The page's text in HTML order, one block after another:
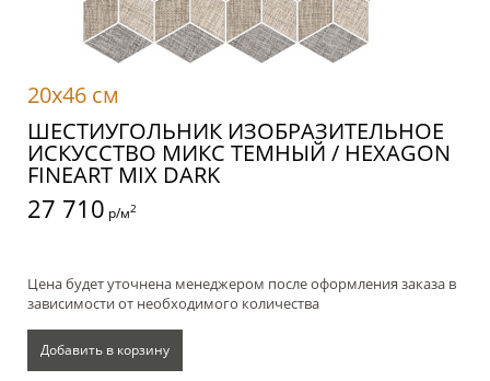
20x46 см
ШЕСТИУГОЛЬНИК ИЗОБРАЗИТЕЛЬНОЕ
ИСКУССТВО МИКС ТЕМНЫЙ / HEXAGON
FINEART MIX DARK
27 710 р/м2
Цена будет уточнена менеджером после оформления заказа в
зависимости от необходимого количества
Добавить в корзину